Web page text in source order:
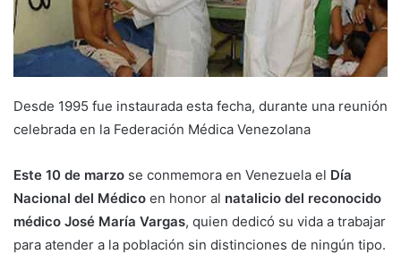
Desde 1995 fue instaurada esta fecha, durante una reunión
celebrada en la Federación Médica Venezolana
Este 10 de marzo se conmemora en Venezuela el Día
Nacional del Médico en honor al natalicio del reconocido
médico José María Vargas, quien dedicó su vida a trabajar
para atender a la población sin distinciones de ningún tipo.